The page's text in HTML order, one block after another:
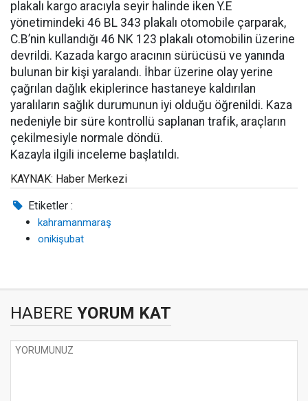
plakalı kargo aracıyla seyir halinde iken Y.E
yönetimindeki 46 BL 343 plakalı otomobile çarparak,
C.B’nin kullandığı 46 NK 123 plakalı otomobilin üzerine
devrildi. Kazada kargo aracının sürücüsü ve yanında
bulunan bir kişi yaralandı. İhbar üzerine olay yerine
çağrılan dağlık ekiplerince hastaneye kaldırılan
yaralıların sağlık durumunun iyi olduğu öğrenildi. Kaza
nedeniyle bir süre kontrollü saplanan trafik, araçların
çekilmesiyle normale döndü.
Kazayla ilgili inceleme başlatıldı.
KAYNAK: Haber Merkezi
Etiketler :
kahramanmaraş
onikişubat
HABERE YORUM KAT